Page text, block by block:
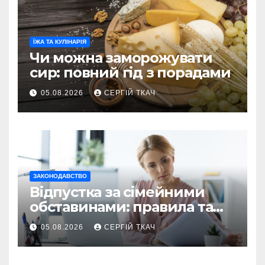
ЇЖА ТА КУЛІНАРІЯ
Чи можна заморожувати
сир: повний гід з порадами
05.08.2026 СЕРГІЙ ТКАЧ
ЗАКОНОДАВСТВО
Відпустка за сімейними
обставинами: правила та
оформлення
05.08.2026 СЕРГІЙ ТКАЧ